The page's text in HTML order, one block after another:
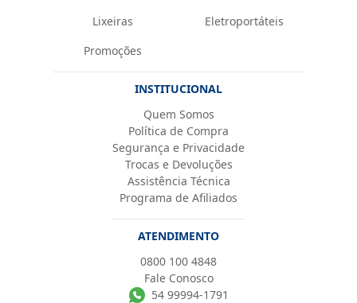
Lixeiras
Eletroportáteis
Promoções
INSTITUCIONAL
Quem Somos
Política de Compra
Segurança e Privacidade
Trocas e Devoluções
Assistência Técnica
Programa de Afiliados
ATENDIMENTO
0800 100 4848
Fale Conosco
54 99994-1791